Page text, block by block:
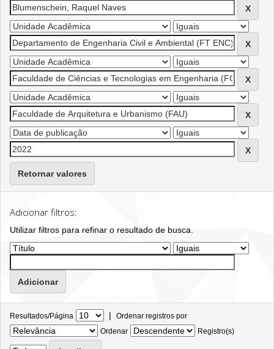
Retornar valores
Adicionar filtros:
Utilizar filtros para refinar o resultado de busca.
Resultados/Página | Ordenar registros por
Ordenar
Registro(s)